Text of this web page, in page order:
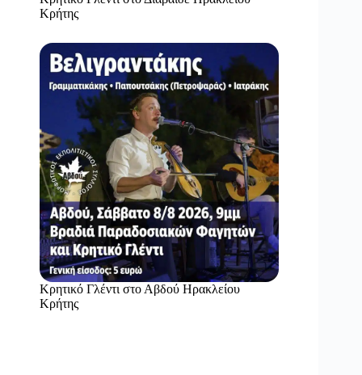
Κρήτης
Κρητικό Γλέντι στο Αβδού Ηρακλείου
Κρήτης